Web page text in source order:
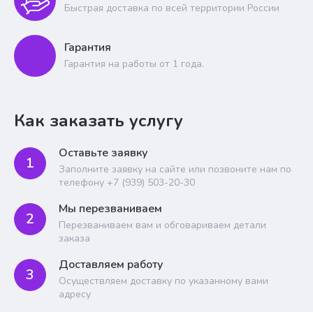
Быстрая доставка по всей территории России
Гарантия
Гарантия на работы от 1 года.
Как заказать услугу
1
Оставьте заявку
Заполните заявку на сайте или позвоните нам по
телефону +7 (939) 503-20-30
2
Мы перезваниваем
Перезваниваем вам и обговариваем детали
заказа
3
Доставляем работу
Осуществляем доставку по указанному вами
адресу